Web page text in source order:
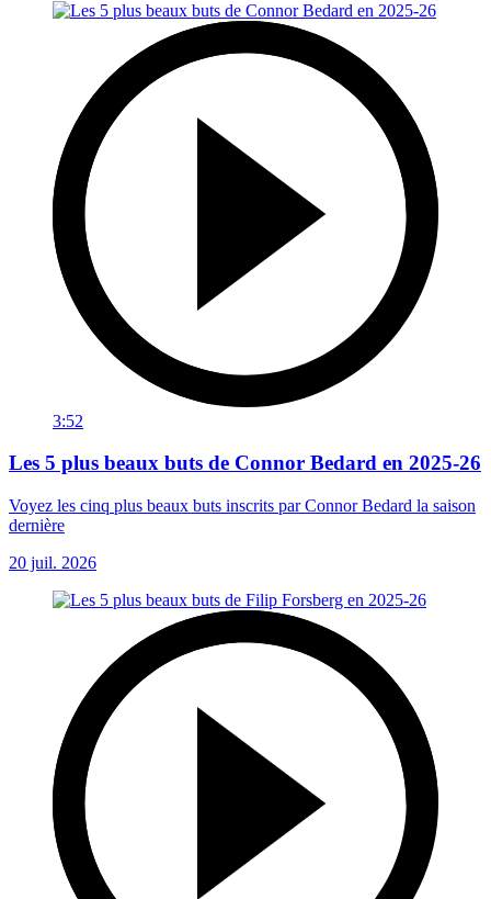
3:52
Les 5 plus beaux buts de Connor Bedard en 2025-26
Voyez les cinq plus beaux buts inscrits par Connor Bedard la saison
dernière
20 juil. 2026